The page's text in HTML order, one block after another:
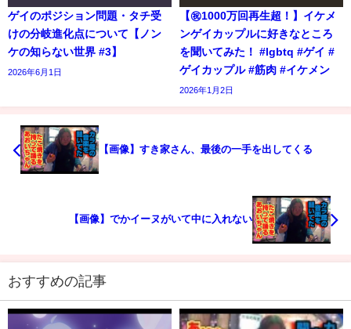
ゲイのポジション問題・タチ受
けの分岐進化点について【ノン
ケの知らない世界 #3】
2026年6月1日
【㊗️1000万回再生超！】イケメ
ンゲイカップルに好きなところ
を聞いてみた！ #lgbtq #ゲイ #
ゲイカップル #筋肉 #イケメン
2026年1月2日
【画像】すき家さん、最後の一手を出してくる
【画像】でかイーヌがいて中に入れない
おすすめの記事